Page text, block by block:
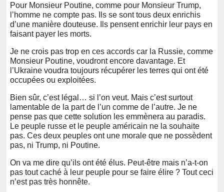
Pour Monsieur Poutine, comme pour Monsieur Trump,
l’homme ne compte pas. Ils se sont tous deux enrichis
d’une manière douteuse. Ils pensent enrichir leur pays en
faisant payer les morts.
Je ne crois pas trop en ces accords car la Russie, comme
Monsieur Poutine, voudront encore davantage. Et
l’Ukraine voudra toujours récupérer les terres qui ont été
occupées ou exploitées.
Bien sûr, c’est légal… si l’on veut. Mais c’est surtout
lamentable de la part de l’un comme de l’autre. Je ne
pense pas que cette solution les emmènera au paradis.
Le peuple russe et le peuple américain ne la souhaite
pas. Ces deux peuples ont une morale que ne possèdent
pas, ni Trump, ni Poutine.
On va me dire qu’ils ont été élus. Peut-être mais n’a-t-on
pas tout caché à leur peuple pour se faire élire ? Tout ceci
n’est pas très honnête.